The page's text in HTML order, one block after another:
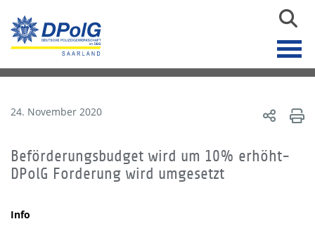
24. November 2020
Beförderungsbudget wird um 10% erhöht-
DPolG Forderung wird umgesetzt
Info